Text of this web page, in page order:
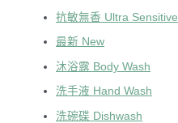
抗敏無香 Ultra Sensitive
最新 New
沐浴露 Body Wash
洗手液 Hand Wash
洗碗碟 Dishwash